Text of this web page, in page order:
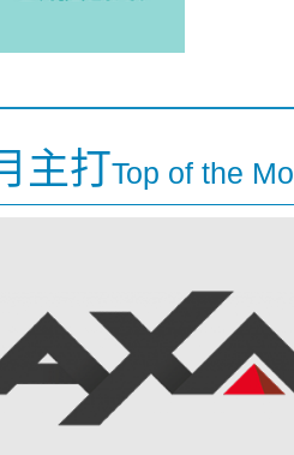
主打Top of the